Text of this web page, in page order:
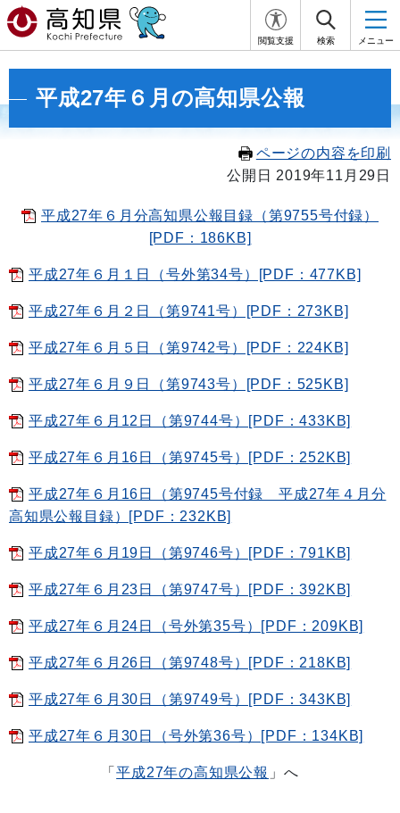
閲覧支援 検索 メニュー
平成27年６月の高知県公報
ページの内容を印刷
公開日 2019年11月29日
平成27年６月分高知県公報目録（第9755号付録）
[PDF：186KB]
平成27年６月１日（号外第34号）[PDF：477KB]
平成27年６月２日（第9741号）[PDF：273KB]
平成27年６月５日（第9742号）[PDF：224KB]
平成27年６月９日（第9743号）[PDF：525KB]
平成27年６月12日（第9744号）[PDF：433KB]
平成27年６月16日（第9745号）[PDF：252KB]
平成27年６月16日（第9745号付録 平成27年４月分
高知県公報目録）[PDF：232KB]
平成27年６月19日（第9746号）[PDF：791KB]
平成27年６月23日（第9747号）[PDF：392KB]
平成27年６月24日（号外第35号）[PDF：209KB]
平成27年６月26日（第9748号）[PDF：218KB]
平成27年６月30日（第9749号）[PDF：343KB]
平成27年６月30日（号外第36号）[PDF：134KB]
「平成27年の高知県公報 」へ